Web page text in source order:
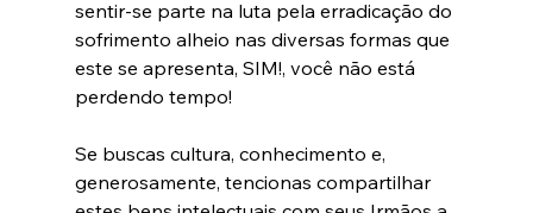
sentir-se parte na luta pela erradicação do
sofrimento alheio nas diversas formas que
este se apresenta, SIM!, você não está
perdendo tempo!
Se buscas cultura, conhecimento e,
generosamente, tencionas compartilhar